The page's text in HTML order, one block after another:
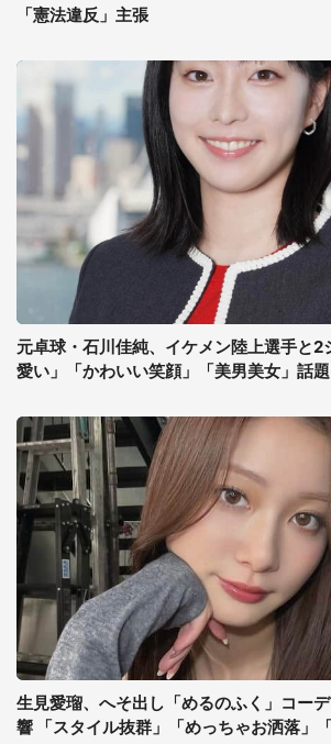
「憲法違反」主張
元卓球・石川佳純、イケメン陸上選手と2
愛い」「かわいい笑顔」「美男美女」話
生見愛瑠、へそ出し「めるのふく」コー
響 「スタイル抜群」「めっちゃお洒落」